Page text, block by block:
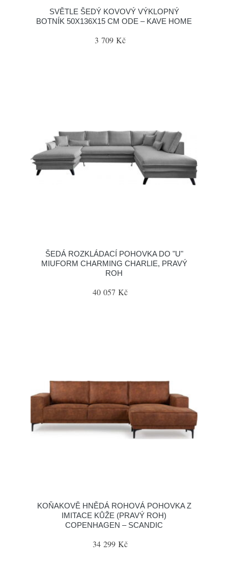
SVĚTLE ŠEDÝ KOVOVÝ VÝKLOPNÝ
BOTNÍK 50X136X15 CM ODE – KAVE HOME
3 709 Kč
ŠEDÁ ROZKLÁDACÍ POHOVKA DO "U"
MIUFORM CHARMING CHARLIE, PRAVÝ
ROH
40 057 Kč
KOŇAKOVĚ HNĚDÁ ROHOVÁ POHOVKA Z
IMITACE KŮŽE (PRAVÝ ROH)
COPENHAGEN – SCANDIC
34 299 Kč